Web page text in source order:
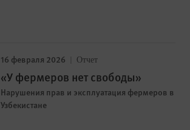
16 февраля 2026 Отчет
«У фермеров нет свободы»
Нарушения прав и эксплуатация фермеров в
Узбекистане